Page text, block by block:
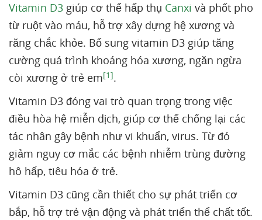
Vitamin D3 giúp cơ thể hấp thụ Canxi và phốt pho
từ ruột vào máu, hỗ trợ xây dựng hệ xương và
răng chắc khỏe. Bổ sung vitamin D3 giúp tăng
cường quá trình khoáng hóa xương, ngăn ngừa
còi xương ở trẻ em[1].
Vitamin D3 đóng vai trò quan trọng trong việc
điều hòa hệ miễn dịch, giúp cơ thể chống lại các
tác nhân gây bệnh như vi khuẩn, virus. Từ đó
giảm nguy cơ mắc các bệnh nhiễm trùng đường
hô hấp, tiêu hóa ở trẻ.
Vitamin D3 cũng cần thiết cho sự phát triển cơ
bắp, hỗ trợ trẻ vận động và phát triển thể chất tốt.